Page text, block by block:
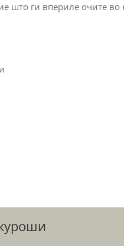
што ги впериле очите